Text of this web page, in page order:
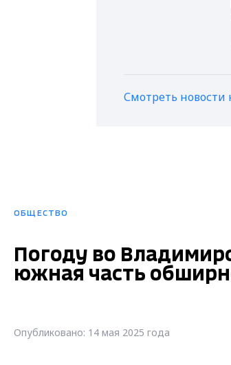
Смотреть новости
ОБЩЕСТВО
Погоду во
южная часть
Опубликовано: 14 мая 2025 года